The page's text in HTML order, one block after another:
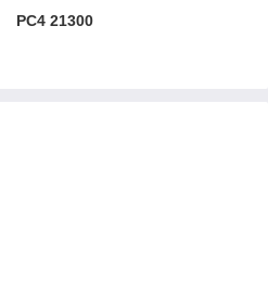
PC4 21300